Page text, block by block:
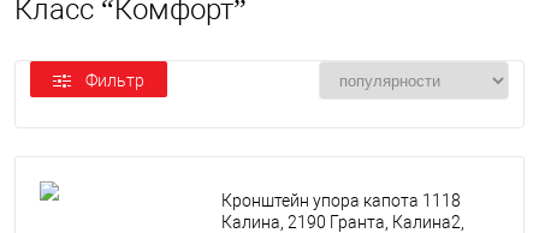
Класс “Комфорт”
Фильтр
Кронштейн упора капота 1118
Калина, 2190 Гранта, Калина2,